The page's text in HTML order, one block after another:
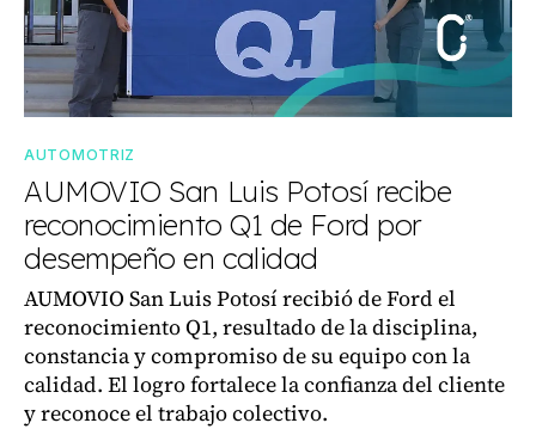
AUTOMOTRIZ
AUMOVIO San Luis Potosí recibe
reconocimiento Q1 de Ford por
desempeño en calidad
AUMOVIO San Luis Potosí recibió de Ford el
reconocimiento Q1, resultado de la disciplina,
constancia y compromiso de su equipo con la
calidad. El logro fortalece la confianza del cliente
y reconoce el trabajo colectivo.